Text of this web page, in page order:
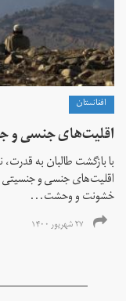
افغانستان
اقلیت‌های جنسی و
با بازگشت طالبان به
اقلیت‌های جنسی و جنسیتی
خشونت و وحشت...
۲۷ شهریور ۱۴۰۰